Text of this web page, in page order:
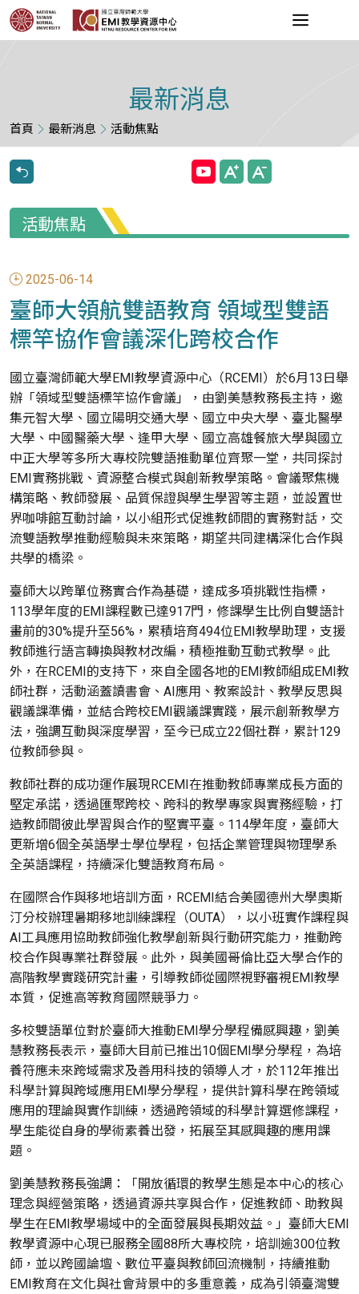
最新消息
首頁 最新消息 活動焦點
活動焦點
2025-06-14
臺師大領航雙語教育 領域型雙語
標竿協作會議深化跨校合作
國立臺灣師範大學EMI教學資源中心（RCEMI）於6月13日舉
辦「領域型雙語標竿協作會議」，由劉美慧教務長主持，邀
集元智大學、國立陽明交通大學、國立中央大學、臺北醫學
大學、中國醫藥大學、逢甲大學、國立高雄餐旅大學與國立
中正大學等多所大專校院雙語推動單位齊聚一堂，共同探討
EMI實務挑戰、資源整合模式與創新教學策略。會議聚焦機
構策略、教師發展、品質保證與學生學習等主題，並設置世
界咖啡館互動討論，以小組形式促進教師間的實務對話，交
流雙語教學推動經驗與未來策略，期望共同建構深化合作與
共學的橋梁。
臺師大以跨單位務實合作為基礎，達成多項挑戰性指標，
113學年度的EMI課程數已達917門，修課學生比例自雙語計
畫前的30%提升至56%，累積培育494位EMI教學助理，支援
教師進行語言轉換與教材改編，積極推動互動式教學。此
外，在RCEMI的支持下，來自全國各地的EMI教師組成EMI教
師社群，活動涵蓋讀書會、AI應用、教案設計、教學反思與
觀議課準備，並結合跨校EMI觀議課實踐，展示創新教學方
法，強調互動與深度學習，至今已成立22個社群，累計129
位教師參與。
教師社群的成功運作展現RCEMI在推動教師專業成長方面的
堅定承諾，透過匯聚跨校、跨科的教學專家與實務經驗，打
造教師間彼此學習與合作的堅實平臺。114學年度，臺師大
更新增6個全英語學士學位學程，包括企業管理與物理學系
全英語課程，持續深化雙語教育布局。
在國際合作與移地培訓方面，RCEMI結合美國德州大學奧斯
汀分校辦理暑期移地訓練課程（OUTA），以小班實作課程與
AI工具應用協助教師強化教學創新與行動研究能力，推動跨
校合作與專業社群發展。此外，與美國哥倫比亞大學合作的
高階教學實踐研究計畫，引導教師從國際視野審視EMI教學
本質，促進高等教育國際競爭力。
多校雙語單位對於臺師大推動EMI學分學程備感興趣，劉美
慧教務長表示，臺師大目前已推出10個EMI學分學程，為培
養符應未來跨域需求及善用科技的領導人才，於112年推出
科學計算與跨域應用EMI學分學程，提供計算科學在跨領域
應用的理論與實作訓練，透過跨領域的科學計算選修課程，
學生能從自身的學術素養出發，拓展至其感興趣的應用課
題。
劉美慧教務長強調：「開放循環的教學生態是本中心的核心
理念與經營策略，透過資源共享與合作，促進教師、助教與
學生在EMI教學場域中的全面發展與長期效益。」臺師大EMI
教學資源中心現已服務全國88所大專校院，培訓逾300位教
師，並以跨國論壇、數位平臺與教師回流機制，持續推動
EMI教育在文化與社會背景中的多重意義，成為引領臺灣雙